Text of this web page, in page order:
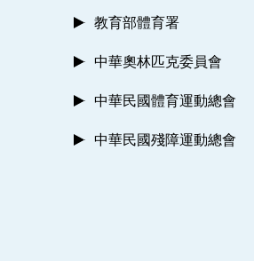
教育部體育署
中華奧林匹克委員會
中華民國體育運動總會
中華民國殘障運動總會